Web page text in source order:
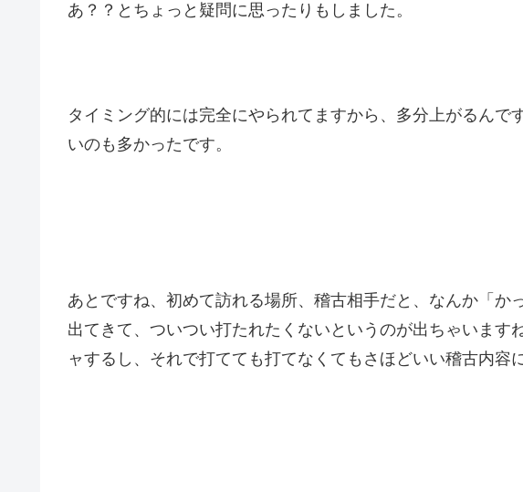
あ？？とちょっと疑問に思ったりもしました。
タイミング的には完全にやられてますから、多分上がるんで
いのも多かったです。
あとですね、初めて訪れる場所、稽古相手だと、なんか「か
出てきて、ついつい打たれたくないというのが出ちゃいます
ャするし、それで打てても打てなくてもさほどいい稽古内容